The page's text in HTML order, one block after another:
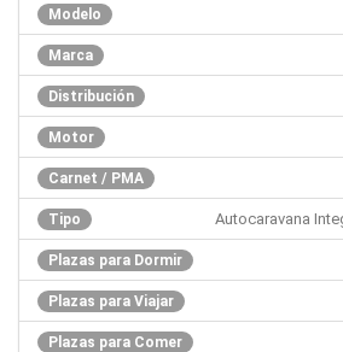
Modelo
Marca
Distribución
Motor
Carnet / PMA
Tipo Autocaravana
Plazas para Dormir
Plazas para Viajar
Plazas para Comer